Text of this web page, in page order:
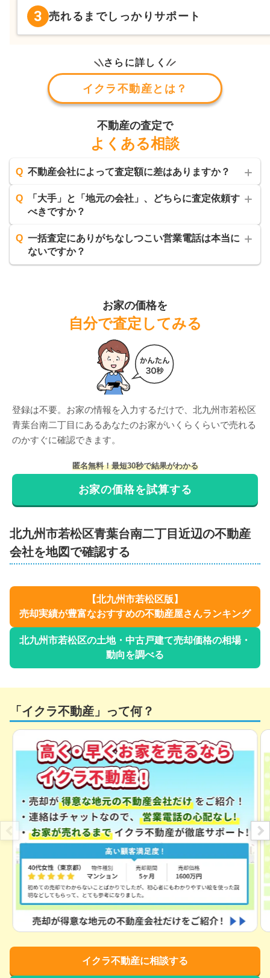
3 売れるまでしっかりサポート
さらに詳しく
イクラ不動産とは？
不動産の査定で
よくある相談
Q 不動産会社によって査定額に差はありますか？
Q
「大手」と「地元の会社」、どちらに査定依頼す
べきですか？
Q 一括査定にありがちなしつこい営業電話は本当に
ないですか？
お家の価格を
自分で査定してみる
登録は不要。お家の情報を入力するだけで、 北九州市若松区
青葉台南二丁目 にあるあなたのお家がいくらくらいで売れる
のかすぐに確認できます。
匿名無料！最短30秒で結果がわかる
お家の価格を試算する
北九州市若松区青葉台南二丁目近辺の不動産
会社を地図で確認する
【北九州市若松区版】
売却実績が豊富なおすすめの不動産屋さんランキング
北九州市若松区の土地・中古戸建て売却価格の相場・
動向を調べる
「イクラ不動産」って何？
イクラ不動産に相談する